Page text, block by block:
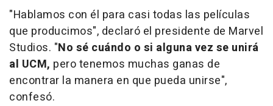
"Hablamos con él para casi todas las películas
que producimos", declaró el presidente de Marvel
Studios. "No sé cuándo o si alguna vez se unirá
al UCM, pero tenemos muchas ganas de
encontrar la manera en que pueda unirse",
confesó.